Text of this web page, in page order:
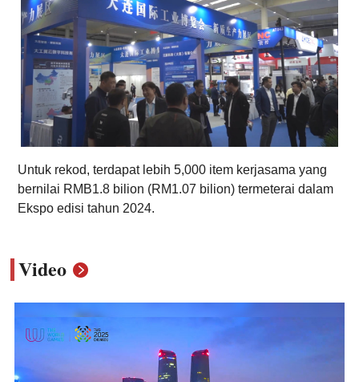
Untuk rekod, terdapat lebih 5,000 item kerjasama yang
bernilai RMB1.8 bilion (RM1.07 bilion) termeterai dalam
Ekspo edisi tahun 2024.
Video